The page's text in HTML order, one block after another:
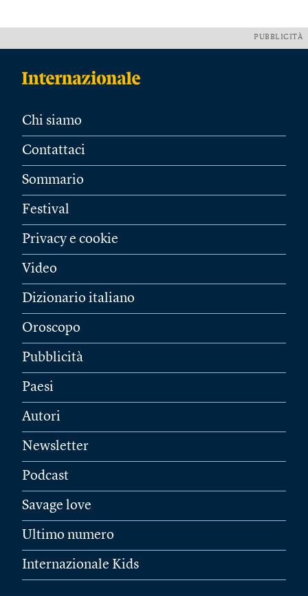
PUBBLICITÀ
Chi siamo
Contattaci
Sommario
Festival
Privacy e cookie
Video
Dizionario italiano
Oroscopo
Pubblicità
Paesi
Autori
Newsletter
Podcast
Savage love
Ultimo numero
Internazionale Kids